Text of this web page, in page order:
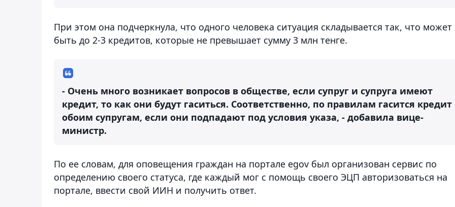
При этом она подчеркнула, что одного человека ситуация складывается так, что может
быть до 2-3 кредитов, которые не превышает сумму 3 млн тенге.
- Очень много возникает вопросов в обществе, если супруг и супруга имеют
кредит, то как они будут гаситься. Соответственно, по правилам гасится кредит
обоим супругам, если они подпадают под условия указа, - добавила вице-
министр.
По ее словам, для оповещения граждан на портале egov был организован сервис по
определению своего статуса, где каждый мог с помощь своего ЭЦП авторизоваться на
портале, ввести свой ИИН и получить ответ.